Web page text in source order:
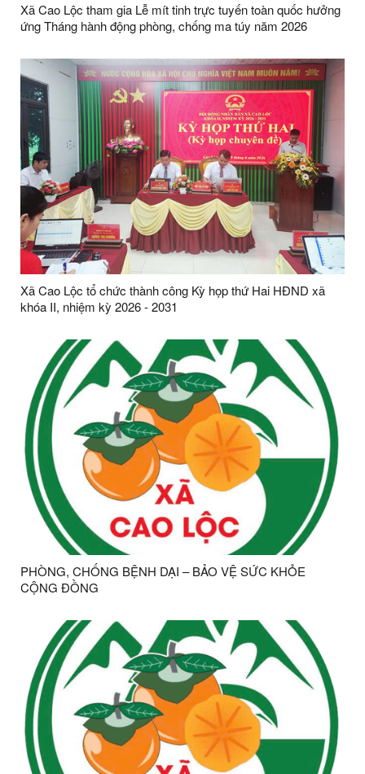
Xã Cao Lộc tham gia Lễ mít tinh trực tuyến toàn quốc hưởng
ứng Tháng hành động phòng, chống ma túy năm 2026
Xã Cao Lộc tổ chức thành công Kỳ họp thứ Hai HĐND xã
khóa II, nhiệm kỳ 2026 - 2031
PHÒNG, CHỐNG BỆNH DẠI – BẢO VỆ SỨC KHỎE
CỘNG ĐỒNG